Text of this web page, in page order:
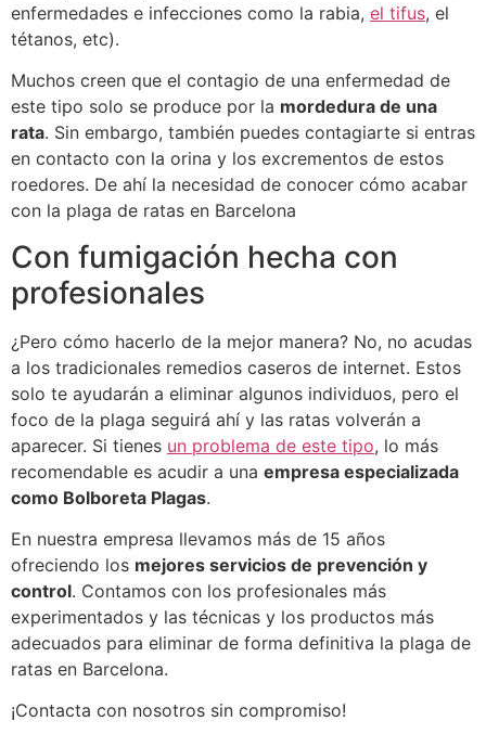
enfermedades e infecciones como la rabia, el tifus, el
tétanos, etc).
Muchos creen que el contagio de una enfermedad de
este tipo solo se produce por la mordedura de una
rata. Sin embargo, también puedes contagiarte si entras
en contacto con la orina y los excrementos de estos
roedores. De ahí la necesidad de conocer cómo acabar
con la plaga de ratas en Barcelona
Con fumigación hecha con
profesionales
¿Pero cómo hacerlo de la mejor manera? No, no acudas
a los tradicionales remedios caseros de internet. Estos
solo te ayudarán a eliminar algunos individuos, pero el
foco de la plaga seguirá ahí y las ratas volverán a
aparecer. Si tienes un problema de este tipo, lo más
recomendable es acudir a una empresa especializada
como Bolboreta Plagas.
En nuestra empresa llevamos más de 15 años
ofreciendo los mejores servicios de prevención y
control. Contamos con los profesionales más
experimentados y las técnicas y los productos más
adecuados para eliminar de forma definitiva la plaga de
ratas en Barcelona.
¡Contacta con nosotros sin compromiso!